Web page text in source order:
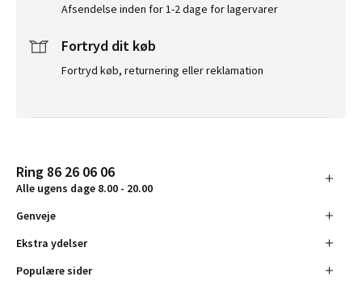
Afsendelse inden for 1-2 dage for lagervarer
Fortryd dit køb
Fortryd køb, returnering eller reklamation
Ring 86 26 06 06
Alle ugens dage 8.00 - 20.00
Genveje
Ekstra ydelser
Populære sider